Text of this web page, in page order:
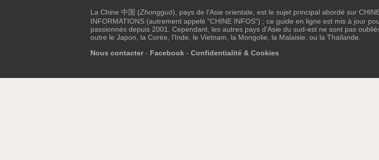
La Chine 中国 (Zhongguó), pays de l'Asie orientale, est le sujet principal abordé sur
INFORMATIONS (autrement appelé "CHINE INFOS") ; ce guide en ligne est mis à jour
passionnés depuis 2001. Cependant, les autres pays d'Asie du sud-est ne sont pas
outre le Japon, la Corée, l'Inde, le Vietnam, la Mongolie, la Malaisie, ou la Thailande.
Nous contacter- Facebook- Confidentialité & Cookies